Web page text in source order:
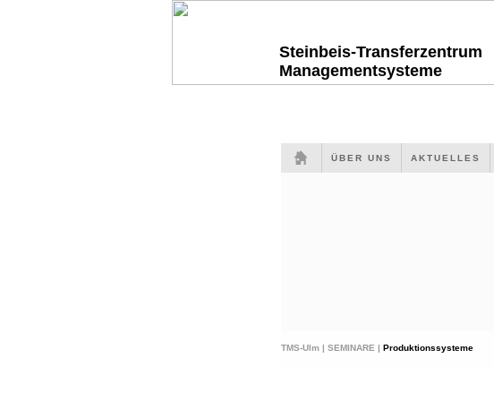
Steinbeis-Transferzentrum
Managementsysteme
ÜBER UNS AKTUELLES
TMS-Ulm | SEMINARE | Produktionssysteme